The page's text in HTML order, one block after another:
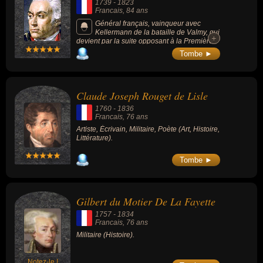
militaires et civils pour l'ensemble de
l'Europe. Il amènera la France dans une
impasse avec sa lourde défaite de Waterloo
qui met fin à l'Empire napoléonien et assure
la restauration de la dynastie des Bourbons.
Sa mort en exil, à Sainte-Hélène, sous la
garde des Anglais, fait l'objet de nombreuses
1739 - 1823
Francais, 84 ans
Général français, vainqueur avec
Kellermann de la bataille de Valmy, qui
devient par la suite opposant à la Première
République française.
+
+
Tombe ►
Claude Joseph Rouget de Lisle
1760 - 1836
Francais , 76 ans
Artiste, Écrivain, Militaire, Poète (Art, Histoire,
Littérature).
Tombe ►
Gilbert du Motier De La Fayette
1757 - 1834
Francais, 76 ans
Militaire (Histoire).